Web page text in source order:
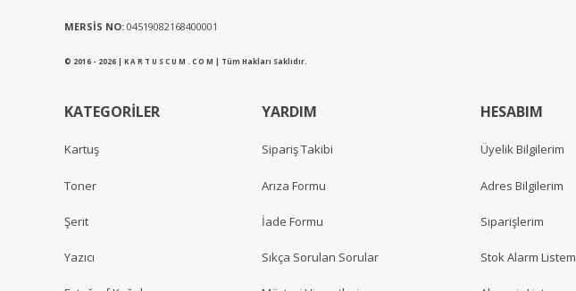
MERSİS NO: 04519082168400001
© 2016 - 2026 | K A R T U S C U M . C O M | Tüm Hakları Saklıdır.
KATEGORİLER
Kartuş
Toner
Şerit
Yazıcı
YARDIM
Sipariş Takibi
Arıza Formu
İade Formu
Sıkça Sorulan Sorular
HESABIM
Üyelik Bilgilerim
Adres Bilgilerim
Siparişlerim
Stok Alarm Listem